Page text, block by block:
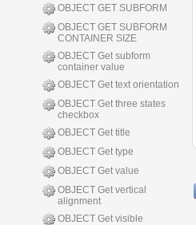
OBJECT GET SUBFORM
OBJECT GET SUBFORM
CONTAINER SIZE
OBJECT Get subform
container value
OBJECT Get text orientation
OBJECT Get three states
checkbox
OBJECT Get title
OBJECT Get type
OBJECT Get value
OBJECT Get vertical
alignment
OBJECT Get visible